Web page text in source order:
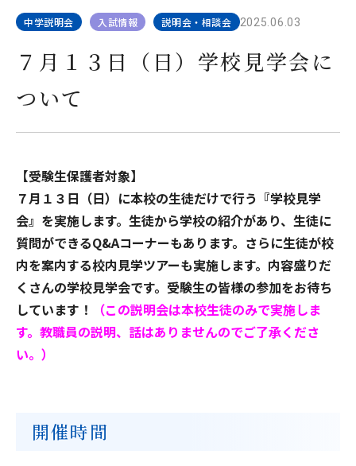
お問い合わせ アクセス 資料請求
教職員採用
リンク
このサイトについて
中学説明会 入試情報 説明会・相談会 2025.06.03
７月１３日（日）学校見学会に
ついて
【受験生保護者対象】
７月１３日（日）に本校の生徒だけで行う『学校見学
会』を実施します。生徒から学校の紹介があり、生徒に
質問ができるQ&Aコーナーもあります。さらに生徒が校
内を案内する校内見学ツアーも実施します。内容盛りだ
くさんの学校見学会です。受験生の皆様の参加をお待ち
しています！
（この説明会は本校生徒のみで実施しま
す。教職員の説明、話はありませんのでご了承くださ
い。）
開催時間